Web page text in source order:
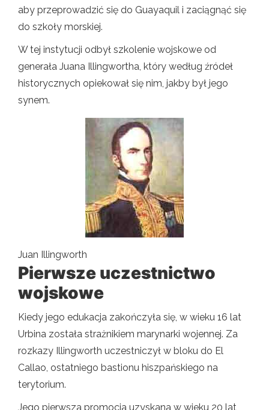
aby przeprowadzić się do Guayaquil i zaciągnąć się
do szkoły morskiej.
W tej instytucji odbył szkolenie wojskowe od
generała Juana Illingwortha, który według źródeł
historycznych opiekował się nim, jakby był jego
synem.
Juan Illingworth
Pierwsze uczestnictwo
wojskowe
Kiedy jego edukacja zakończyła się, w wieku 16 lat
Urbina została strażnikiem marynarki wojennej. Za
rozkazy Illingworth uczestniczył w bloku do El
Callao, ostatniego bastionu hiszpańskiego na
terytorium.
Jego pierwsza promocja uzyskana w wieku 20 lat,